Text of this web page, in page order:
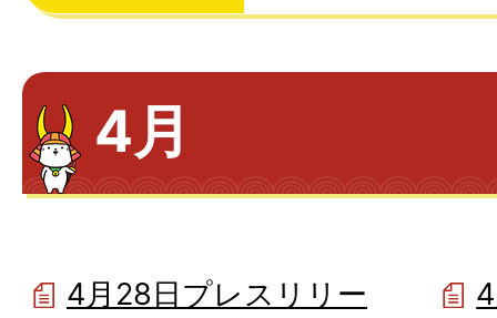
4月
4月28日プレスリリー